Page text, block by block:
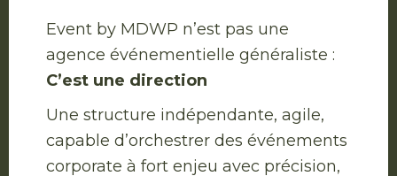
Event by MDWP n’est pas une
agence événementielle généraliste :
C’est une direction
Une structure indépendante, agile,
capable d’orchestrer des événements
corporate à fort enjeu avec précision,